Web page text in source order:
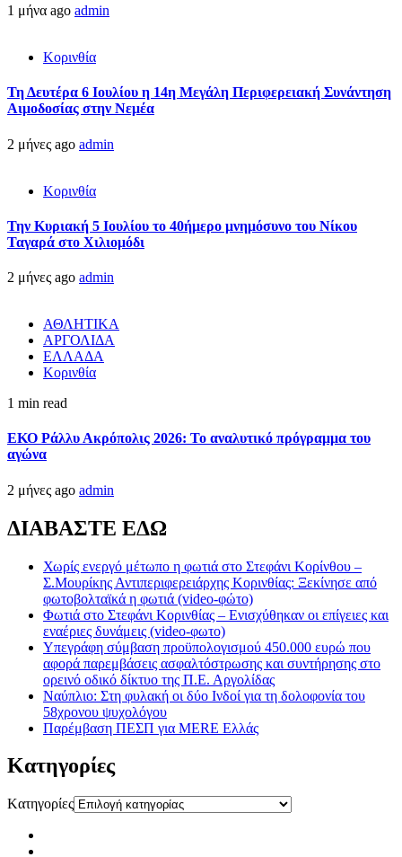
1 μήνα ago admin
Κορινθία
Τη Δευτέρα 6 Ιουλίου η 14η Μεγάλη Περιφερειακή Συνάντηση
Αιμοδοσίας στην Νεμέα
2 μήνες ago admin
Κορινθία
Την Κυριακή 5 Ιουλίου το 40ήμερο μνημόσυνο του Νίκου
Ταγαρά στο Χιλιομόδι
2 μήνες ago admin
ΑΘΛΗΤΙΚΑ
ΑΡΓΟΛΙΔΑ
ΕΛΛΑΔΑ
Κορινθία
1 min read
ΕΚΟ Ράλλυ Ακρόπολις 2026: Το αναλυτικό πρόγραμμα του
αγώνα
2 μήνες ago admin
ΔΙΑΒΑΣΤΕ ΕΔΩ
Χωρίς ενεργό μέτωπο η φωτιά στο Στεφάνι Κορίνθου –
Σ.Μουρίκης Αντιπεριφερειάρχης Κορινθίας: Ξεκίνησε από
φωτοβολταϊκά η φωτιά (video-φώτο)
Φωτιά στο Στεφάνι Κορινθίας – Ενισχύθηκαν οι επίγειες και
εναέριες δυνάμεις (video-φωτο)
Υπεγράφη σύμβαση προϋπολογισμού 450.000 ευρώ που
αφορά παρεμβάσεις ασφαλτόστρωσης και συντήρησης στο
ορεινό οδικό δίκτυο της Π.Ε. Αργολίδας
Ναύπλιο: Στη φυλακή οι δύο Ινδοί για τη δολοφονία του
58χρονου ψυχολόγου
Παρέμβαση ΠΕΣΠ για MERE Ελλάς
Kατηγορίες
Kατηγορίες